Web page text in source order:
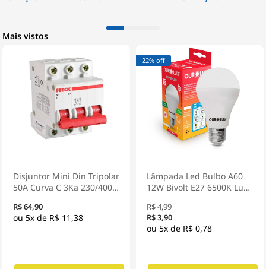
Mais vistos
Disjuntor Mini Din Tripolar
50A Curva C 3Ka 230/400V
R$ 64,90
5x de R$ 11,38
22% off
Lâmpada Led Bulbo A60
12W Bivolt E27 6500K Luz
R$ 4,99
R$ 3,90
5x de R$ 0,78